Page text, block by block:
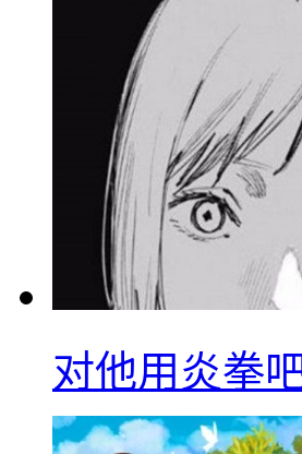
对他用炎拳